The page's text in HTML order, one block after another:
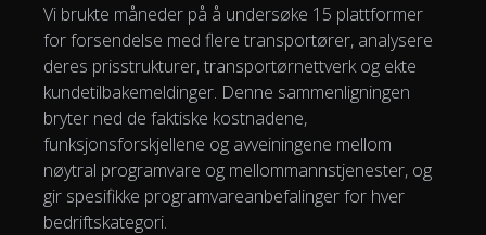
Vi brukte måneder på å undersøke 15 plattformer
for forsendelse med flere transportører, analysere
deres prisstrukturer, transportørnettverk og ekte
kundetilbakemeldinger. Denne sammenligningen
bryter ned de faktiske kostnadene,
funksjonsforskjellene og avveiningene mellom
nøytral programvare og mellommannstjenester, og
gir spesifikke programvareanbefalinger for hver
bedriftskategori.